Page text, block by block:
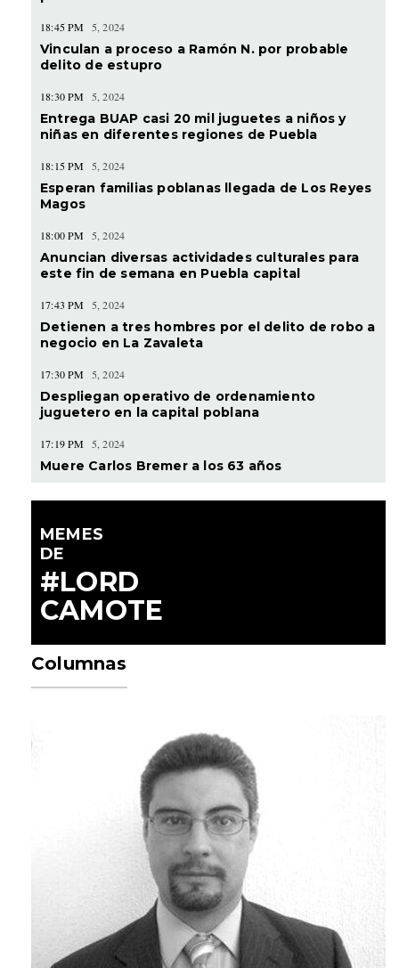
18:45 PM 5, 2024
Vinculan a proceso a Ramón N. por probable
delito de estupro
18:30 PM 5, 2024
Entrega BUAP casi 20 mil juguetes a niños y
niñas en diferentes regiones de Puebla
18:15 PM 5, 2024
Esperan familias poblanas llegada de Los Reyes
Magos
18:00 PM 5, 2024
Anuncian diversas actividades culturales para
este fin de semana en Puebla capital
17:43 PM 5, 2024
Detienen a tres hombres por el delito de robo a
negocio en La Zavaleta
17:30 PM 5, 2024
Despliegan operativo de ordenamiento
juguetero en la capital poblana
17:19 PM 5, 2024
Muere Carlos Bremer a los 63 años
MEMES
DE
#LORD
CAMOTE
Columnas